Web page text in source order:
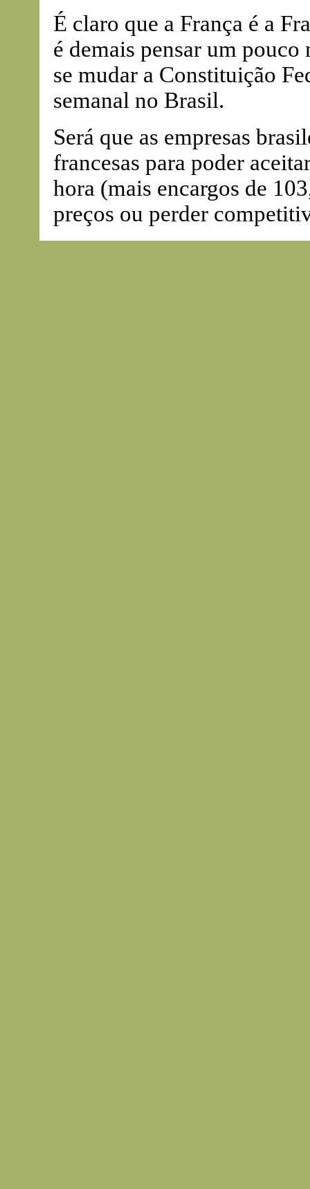
É claro que a França é a
é demais pensar um pouco
se mudar a Constituição
semanal no Brasil.
Será que as empresas
francesas para poder
hora (mais encargos de
preços ou perder